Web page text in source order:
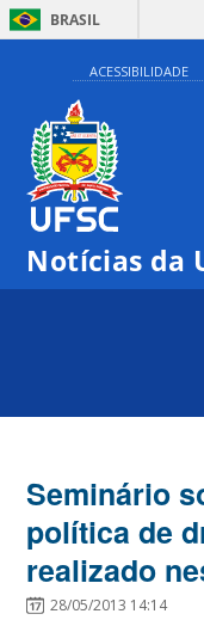
BRASIL
ACESSIBILIDADE
Notícias da
Seminário
política de
realizado
28/05/2013 14:14